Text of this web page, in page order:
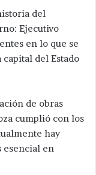
del
Ejecutivo
en lo que se
del Estado
de obras
cumplió con los
hay
esencial en